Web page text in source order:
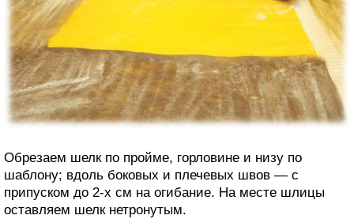
Обрезаем шелк по пройме, горловине и низу по
шаблону; вдоль боковых и плечевых швов — с
припуском до 2-х см на огибание. На месте шлицы
оставляем шелк нетронутым.